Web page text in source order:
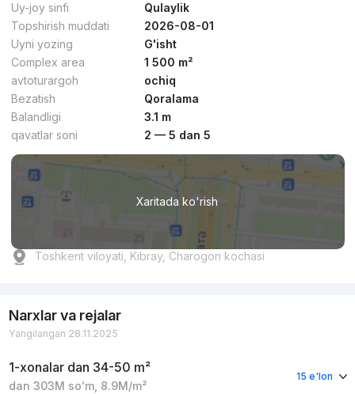
Uy-joy sinfi
Qulaylik
Topshirish muddati
2026-08-01
Uyni yozing
G'isht
Complex area
1 500 m²
avtoturargoh
ochiq
Bezatish
Qoralama
Balandligi
3.1 m
qavatlar soni
2 — 5 dan 5
Xaritada ko'rish
Toshkent viloyati, Kibray, Charogon kochasi
Narxlar va rejalar
Yangilangan 28.11.2025
1-xonalar dan 34-50 m²
dan 303M soʻm, 8.9M/m²
15 e'lon